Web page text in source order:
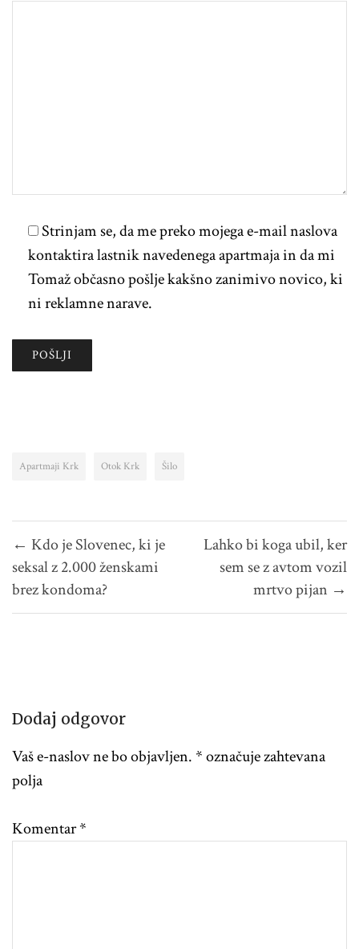
Strinjam se, da me preko mojega e-mail naslova
kontaktira lastnik navedenega apartmaja in da mi
Tomaž občasno pošlje kakšno zanimivo novico, ki
ni reklamne narave.
Apartmaji Krk Otok Krk Šilo
prispevka
← Kdo je Slovenec, ki je
seksal z 2.000 ženskami
brez kondoma?
Lahko bi koga ubil, ker
sem se z avtom vozil
mrtvo pijan →
Dodaj odgovor
Vaš e-naslov ne bo objavljen. *označuje zahtevana
polja
Komentar*